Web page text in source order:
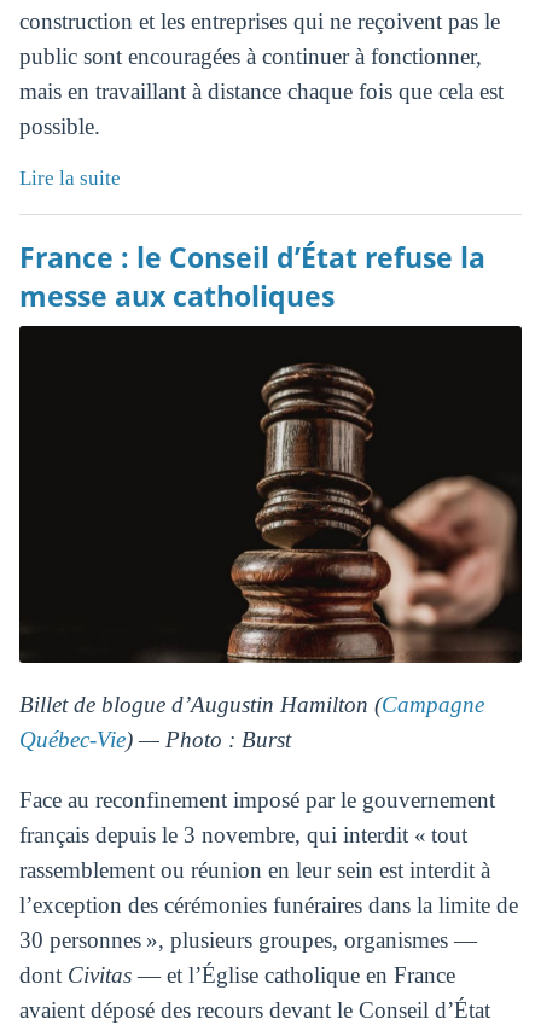
construction et les entreprises qui ne reçoivent pas le
public sont encouragées à continuer à fonctionner,
mais en travaillant à distance chaque fois que cela est
possible.
Lire la suite
France : le Conseil d’État refuse la
messe aux catholiques
Billet de blogue d’Augustin Hamilton (Campagne
Québec-Vie) — Photo : Burst
Face au reconfinement imposé par le gouvernement
français depuis le 3 novembre, qui interdit « tout
rassemblement ou réunion en leur sein est interdit à
l’exception des cérémonies funéraires dans la limite de
30 personnes », plusieurs groupes, organismes —
dont Civitas— et l’Église catholique en France
avaient déposé des recours devant le Conseil d’État